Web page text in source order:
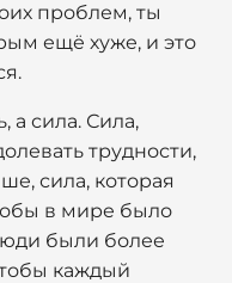
проблем, ты
ещё хуже, и это
а сила. Сила,
трудности,
сила, которая
в мире было
были более
каждый